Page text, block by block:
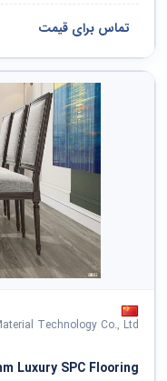
تماس برای قیمت
Technology Co., Ltd.
Luxury SPC Flooring